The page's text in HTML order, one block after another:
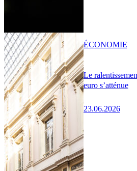
Le
euro s’atténue
23.06.2026
ÉCONOMIE